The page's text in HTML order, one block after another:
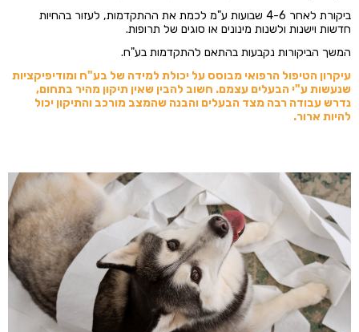
ביקורת לאחר 4-6 שבועות ע"מ לכמת את ההתקדמות, לעזור בהחיות
חדשות וישנות ולשנות מינונים או סוגים של תרופות.
המשך הביקורות נקבעות בהתאם להתקדמות בע"ח.
עיקרון הטיפול הרפואי מבוסס על יכולת למידה של בע"ח ומודיפיקציות
שנעשות ע"י הבעלים עצמם. חשוב להבין שאין תיקון מהיר בתחום,
נדרש עבודה רבה מצד הבעלים והבנה שהמצב מורכב והתיקון יכול
להיות ארור.